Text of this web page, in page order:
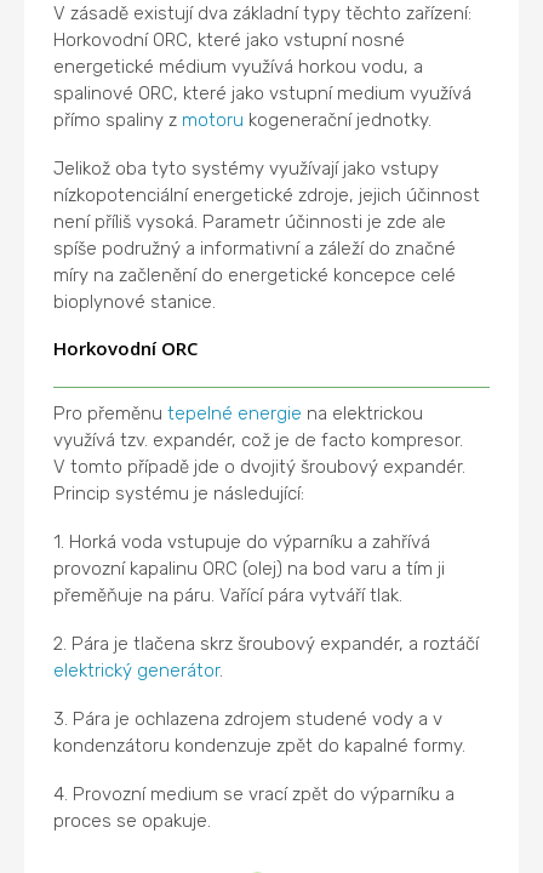
V zásadě existují dva základní typy těchto zařízení:
Horkovodní ORC, které jako vstupní nosné
energetické médium využívá horkou vodu, a
spalinové ORC, které jako vstupní medium využívá
přímo spaliny z motoru kogenerační jednotky.
Jelikož oba tyto systémy využívají jako vstupy
nízkopotenciální energetické zdroje, jejich účinnost
není příliš vysoká. Parametr účinnosti je zde ale
spíše podružný a informativní a záleží do značné
míry na začlenění do energetické koncepce celé
bioplynové stanice.
Horkovodní ORC
Pro přeměnutepelné energie na elektrickou
využívá tzv. expandér, což je de facto kompresor.
V tomto případě jde o dvojitý šroubový expandér.
Princip systému je následující:
1. Horká voda vstupuje do výparníku a zahřívá
provozní kapalinu ORC (olej) na bod varu a tím ji
přeměňuje na páru. Vařící pára vytváří tlak.
2. Pára je tlačena skrz šroubový expandér, a roztáčí
elektrický generátor.
3. Pára je ochlazena zdrojem studené vody a v
kondenzátoru kondenzuje zpět do kapalné formy.
4. Provozní medium se vrací zpět do výparníku a
proces se opakuje.